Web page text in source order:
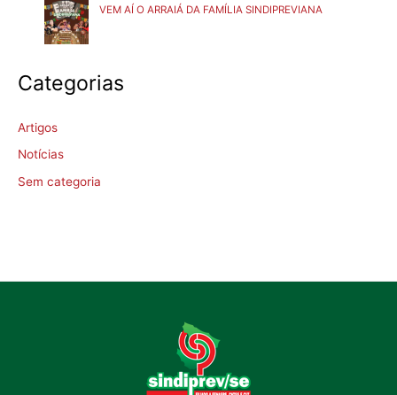
VEM AÍ O ARRAIÁ DA FAMÍLIA SINDIPREVIANA
Categorias
Artigos
Notícias
Sem categoria